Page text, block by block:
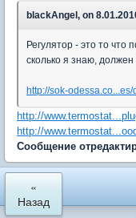
blackAngel, on
Регулятор - это то что
сколько я знаю, должен
http://sok-
http://
http://
Сообщение
«
Назад